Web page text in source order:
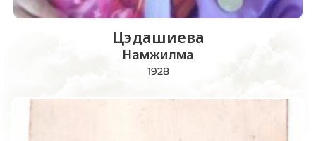
Цэдашиева
Намжилма
1928